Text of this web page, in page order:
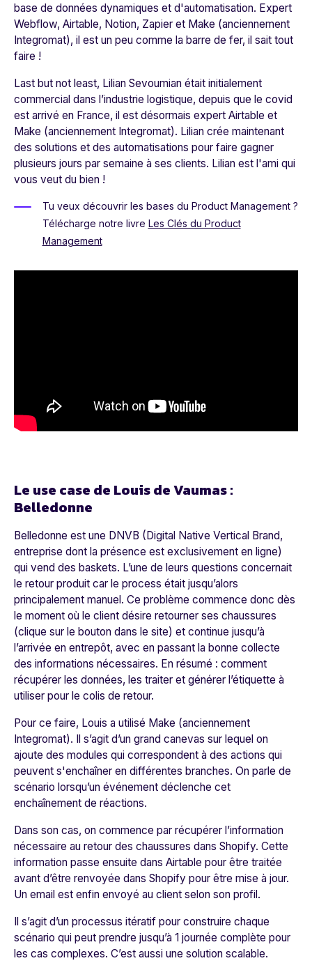
base de données dynamiques et d'automatisation. Expert
Webflow, Airtable, Notion, Zapier et Make (anciennement
Integromat), il est un peu comme la barre de fer, il sait tout
faire !
Last but not least, Lilian Sevoumian était initialement
commercial dans l’industrie logistique, depuis que le covid
est arrivé en France, il est désormais expert Airtable et
Make (anciennement Integromat). Lilian crée maintenant
des solutions et des automatisations pour faire gagner
plusieurs jours par semaine à ses clients. Lilian est l'ami qui
vous veut du bien !
Tu veux découvrir les bases du Product Management ?
Télécharge notre livre Les Clés du Product
Management
Le use case de Louis de Vaumas :
Belledonne
Belledonne est une DNVB (Digital Native Vertical Brand,
entreprise dont la présence est exclusivement en ligne)
qui vend des baskets. L’une de leurs questions concernait
le retour produit car le process était jusqu’alors
principalement manuel. Ce problème commence donc dès
le moment où le client désire retourner ses chaussures
(clique sur le bouton dans le site) et continue jusqu’à
l’arrivée en entrepôt, avec en passant la bonne collecte
des informations nécessaires. En résumé : comment
récupérer les données, les traiter et générer l’étiquette à
utiliser pour le colis de retour.
Pour ce faire, Louis a utilisé Make (anciennement
Integromat). Il s’agit d’un grand canevas sur lequel on
ajoute des modules qui correspondent à des actions qui
peuvent s'enchaîner en différentes branches. On parle de
scénario lorsqu’un événement déclenche cet
enchaînement de réactions.
Dans son cas, on commence par récupérer l’information
nécessaire au retour des chaussures dans Shopify. Cette
information passe ensuite dans Airtable pour être traitée
avant d’être renvoyée dans Shopify pour être mise à jour.
Un email est enfin envoyé au client selon son profil.
Il s’agit d’un processus itératif pour construire chaque
scénario qui peut prendre jusqu’à 1 journée complète pour
les cas complexes. C’est aussi une solution scalable.